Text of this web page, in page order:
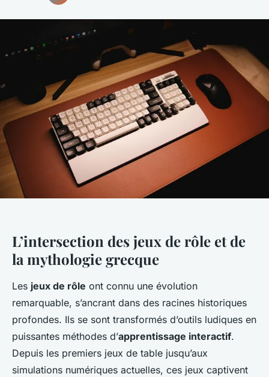
L’intersection des jeux de rôle et de
la mythologie grecque
Les jeux de rôle ont connu une évolution
remarquable, s’ancrant dans des racines historiques
profondes. Ils se sont transformés d’outils ludiques en
puissantes méthodes d’apprentissage interactif.
Depuis les premiers jeux de table jusqu’aux
simulations numériques actuelles, ces jeux captivent